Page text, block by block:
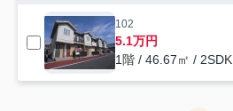
102
5.1万円
1階 / 46.67㎡ / 2SDK